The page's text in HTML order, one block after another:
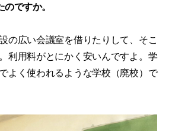
ですか。
の広い会議室を借りたりして、そこ
利用料がとにかく安いんですよ。学
よく使われるような学校（廃校）で